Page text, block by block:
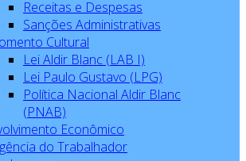
Receitas e Despesas
Sanções Administrativas
Cultural
Lei Aldir Blanc (LAB I)
Lei Paulo Gustavo (LPG)
Política Nacional Aldir Blanc
(PNAB)
Econômico
do Trabalhador